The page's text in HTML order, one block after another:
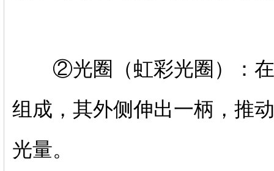
②光圈（虹彩光圈）：在
组成，其外侧伸出一柄，推
光量。